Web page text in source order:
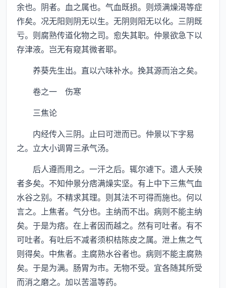
余也。阴者。血之属也。气血既损。则烦满燥渴等症
作矣。况无阳则阴无以生。无阴则阳无以化。三阴既
亏。则腐熟传道化物之司。愈失其职。仲景欲急下以
存津液。岂无有窥其微者耶。
养葵先生出。直以六味补水。挽其源而治之矣。
卷之一 伤寒
三焦论
内经传入三阴。止曰可泄而已。仲景以下字易
之。立大小调胃三承气汤。
后人遵而用之。一汗之后。辄尔遽下。遗人夭殃
者多矣。不知仲景分痞满燥实坚。有上中下三焦气血
水谷之别。不精求其理。则其法不可得而施也。何以
言之。上焦者。气分也。主纳而不出。病则不能主纳
矣。于是为痞。在上者因而越之。然有可吐者。有不
可吐者。有吐后不减者须枳桔陈皮之属。泄上焦之气
则得矣。中焦者。主腐熟水谷者也。病则不能主腐熟
矣。于是为满。肠胃为市。无物不受。宜各随其所受
而消之磨之。加以苦温等药。